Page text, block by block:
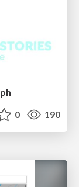
0 190